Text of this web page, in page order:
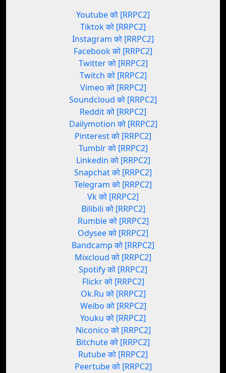
Youtube को [RRPC2]
Tiktok को [RRPC2]
Instagram को [RRPC2]
Facebook को [RRPC2]
Twitter को [RRPC2]
Twitch को [RRPC2]
Vimeo को [RRPC2]
Soundcloud को [RRPC2]
Reddit को [RRPC2]
Dailymotion को [RRPC2]
Pinterest को [RRPC2]
Tumblr को [RRPC2]
Linkedin को [RRPC2]
Snapchat को [RRPC2]
Telegram को [RRPC2]
Vk को [RRPC2]
Bilibili को [RRPC2]
Rumble को [RRPC2]
Odysee को [RRPC2]
Bandcamp को [RRPC2]
Mixcloud को [RRPC2]
Spotify को [RRPC2]
Flickr को [RRPC2]
Ok.Ru को [RRPC2]
Weibo को [RRPC2]
Youku को [RRPC2]
Niconico को [RRPC2]
Bitchute को [RRPC2]
Rutube को [RRPC2]
Peertube को [RRPC2]